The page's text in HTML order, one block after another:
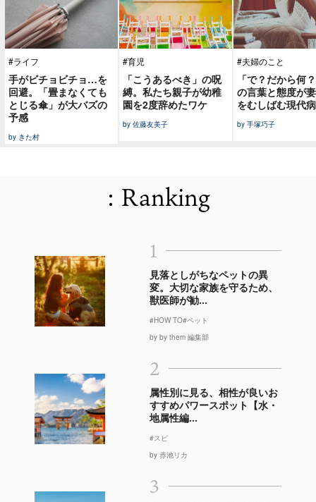
#ライフ
手がビチョビチョ…を
回避。「畳まなくても
とじる傘」が大バズの
予感
by きた村
#育児
「こうあるべき」の呪
縛。私たち親子が幼稚
園を2度辞めたワケ
by 佐藤友美子
#夫婦のこと
「で？だから何
の言葉と態度が
をむしばむ現代病
by 手塚巧子
: Ranking
1
見落としがちなペットの異
変。大切な家族を守るため、
獣医師が勧...
#HOW TO#ペット
by by them 編集部
2
属性別に見る、相性が良いお
すすめパワースポット【水・
地属性編...
#スピ
by 赤池リカ
3